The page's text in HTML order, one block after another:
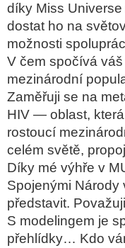
díky Miss
dostat ho na
možnosti
V čem spočívá
mezinárodní
Zaměřuji se na
HIV — oblast,
rostoucí
celém světě,
Díky mé výhře v
Spojenými Národy
představit.
S modelingem je
přehlídky… Kdo